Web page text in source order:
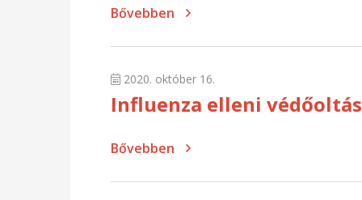
Bővebben
2020. október 16.
Influenza elleni védőoltás
Bővebben